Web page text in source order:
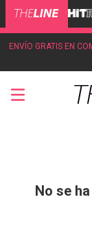
ENVÍO GRATIS EN
No se